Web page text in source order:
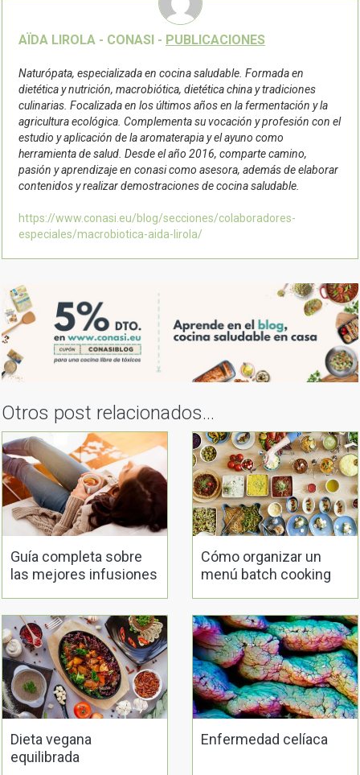
AÏDA LIROLA - CONASI - PUBLICACIONES
Naturópata, especializada en cocina saludable. Formada en
dietética y nutrición, macrobiótica, dietética china y tradiciones
culinarias. Focalizada en los últimos años en la fermentación y la
agricultura ecológica. Complementa su vocación y profesión con el
estudio y aplicación de la aromaterapia y el ayuno como
herramienta de salud. Desde el año 2016, comparte camino,
pasión y aprendizaje en conasi como asesora, además de elaborar
contenidos y realizar demostraciones de cocina saludable.
https://www.conasi.eu/blog/secciones/colaboradores-
especiales/macrobiotica-aida-lirola/
Otros post relacionados...
Guía completa sobre
las mejores infusiones
Cómo organizar un
menú batch cooking
Dieta vegana
equilibrada
Enfermedad celíaca